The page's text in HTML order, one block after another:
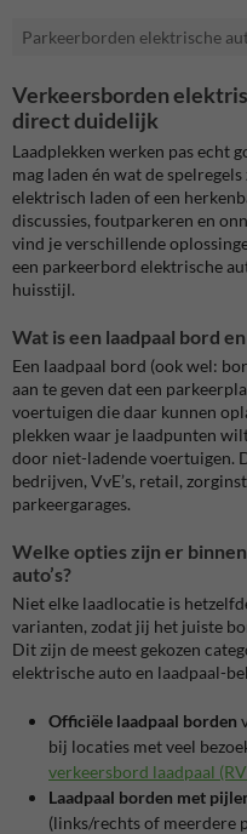
Parkeerborden elektrische
Verkeersborden
direct duidelijk
Laadplekken werken pas echt
mag laden én wat de
elektrisch laden of een
discussies, foutparkeren en
vind je verschillende
een parkeerbord elektrische
huisstijl.
Wat is een laadpaal bord
Een laadpaal bord (ook wel:
aan te geven dat een
voertuigen die daar kunnen
plekken waar je laadpunten
door niet-ladende voertuigen.
bedrijven, VvE’s, retail,
parkeergarages.
Welke opties zijn er
auto’s?
Niet elke laadlocatie is
varianten, zodat jij het juiste
Dit zijn de meest gekozen
elektrische auto en laadpaal-
Officiële laadpaal borden
bij locaties met veel
verkeersbord laadpaal
Laadpaal borden met
(links/rechts of meerdere